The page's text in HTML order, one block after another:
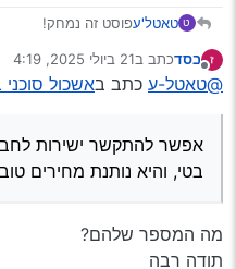
ט טאטל'עפוסט זה נמחק!
בסדכתב ב21 ביולי 2025, 4:19
נערך לאחרונה על ידי
@טאטל-ע כתב באשכול סוכני
אפשר להתקשר ישירות
בטי, והיא נותנת מחירים
מה המספר שלהם?
תודה רבה